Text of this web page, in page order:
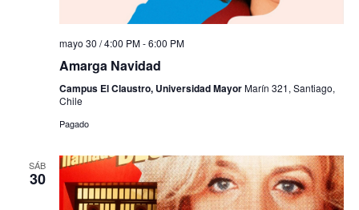
mayo 30 / 4:00 PM-6:00 PM
Amarga Navidad
Campus El Claustro, Universidad MayorMarín 321, Santiago,
Chile
Pagado
SÁB
30